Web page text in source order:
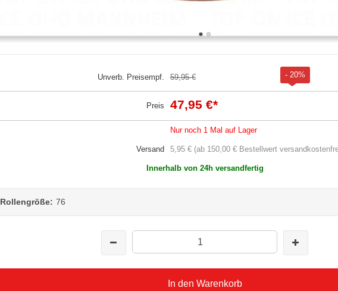
Unverb. Preisempf. 59,95 € - 20%
Preis 47,95 €*
Nur noch 1 Mal auf Lager
Versand 5,95 € (ab 150,00 € Bestellwert
Innerhalb von 24h versandfertig
Rollengröße: 76
In den Warenkorb